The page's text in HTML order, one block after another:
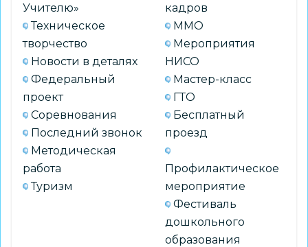
Учителю»
Техническое
творчество
Новости в деталях
Федеральный
проект
Соревнования
Последний звонок
Методическая
работа
Туризм
кадров
ММО
Мероприятия
НИСО
Мастер-класс
ГТО
Бесплатный
проезд
Профилактическое
мероприятие
Фестиваль
дошкольного
образования